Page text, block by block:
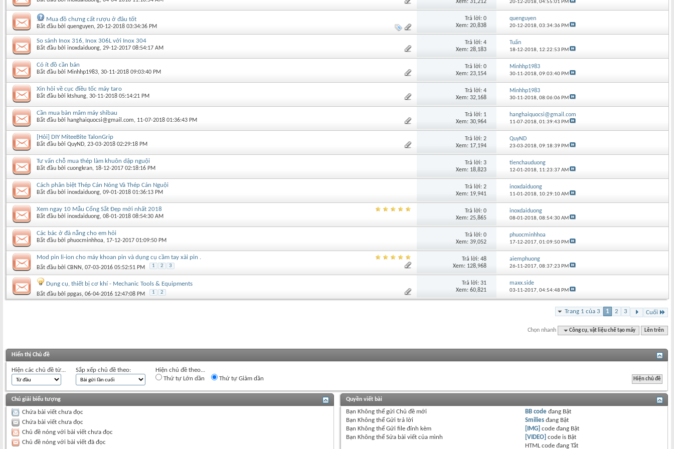
Xem: 31,212 20-12-2018,04:55:01 PM
Mua đồ chưng cất rượu ở đâu tốt
Bắt đầu bởi quenguyen‎, 20-12-2018 03:34:36 PM
Trả lời: 0
Xem: 20,838
quenguyen
20-12-2018,03:34:36 PM
So sánh Inox 316, Inox 306L với Inox 304
Bắt đầu bởi inoxdaiduong‎, 29-12-2017 08:54:17 AM
Trả lời: 4
Xem: 28,183
Tuấn
18-12-2018, 12:22:53 PM
Có ít đồ cần bán
Bắt đầu bởi Minhhp1983‎, 30-11-2018 09:03:40 PM
Trả lời: 0
Xem: 23,154
Minhhp1983
30-11-2018,09:03:40 PM
Xin hỏi về cục điều tốc máy taro
Bắt đầu bởi ktshung‎, 30-11-2018 05:14:21 PM
Trả lời: 4
Xem: 32,168
Minhhp1983
30-11-2018,08:06:06 PM
Cần mua bàn mâm máy shibau
Bắt đầu bởi hanghaiquocsi@gmail.com‎, 11-07-2018 01:36:43 PM
Trả lời: 1
Xem: 30,964
hanghaiquocsi@gmail.com
11-07-2018,01:39:43 PM
[Hỏi] DIY MiteeBite TalonGrip
Bắt đầu bởi QuyND‎, 23-03-2018 02:29:18 PM
Trả lời: 2
Xem: 17,194
QuyND
23-03-2018,09:18:39 PM
Tư vấn chỗ mua thép làm khuôn dập nguội
Bắt đầu bởi cuongkran‎, 18-12-2017 02:18:16 PM
Trả lời: 3
Xem: 18,823
tienchauduong
12-01-2018, 11:23:37 AM
Cách phân biệt Thép Cán Nóng Và Thép Cán Nguội
Bắt đầu bởi inoxdaiduong‎, 09-01-2018 01:36:13 PM
Trả lời: 2
Xem: 19,941
inoxdaiduong
11-01-2018, 10:29:10 AM
Xem ngay 10 Mẫu Cổng Sắt Đẹp mới nhất 2018
Bắt đầu bởi inoxdaiduong‎, 08-01-2018 08:54:30 AM
Trả lời: 0
Xem: 25,865
inoxdaiduong
08-01-2018,08:54:30 AM
Các bác ở đà nẵng cho em hỏi
Bắt đầu bởi phuocminhhoa‎, 17-12-2017 01:09:50 PM
Trả lời: 0
Xem: 39,052
phuocminhhoa
17-12-2017,01:09:50 PM
Mod pin li-ion cho máy khoan pin và dụng cụ cầm tay xài pin .
Bắt đầu bởi CBNN ‎, 07-03-2016 05:52:51 PM 1 2 3
Trả lời: 48
Xem: 128,968
aiemphuong
26-11-2017,08:37:23 PM
Dụng cụ, thiết bị cơ khí - Mechanic Tools & Equipments
Bắt đầu bởi ppgas‎, 06-04-2016 12:47:08 PM 1 2
Trả lời: 31
Xem: 60,821
maxx.side
03-11-2017,04:54:48 PM
Trang 1 của 3 1 2 3 Cuối
Chọn nhanh Công cụ, vật liệu chế tạo máy Lên trên
Hiển thị Chủ đề
Hiện các chủ đề từ... Sắp xếp chủ đề theo:
Hiện chủ đề theo...
Thứ tự Lớn dần
Thứ tự Giảm dần
Chú giải biểu tượng
Chứa bài viết chưa đọc
Chứa bài viết chưa đọc
Chủ đề nóng với bài viết chưa đọc
Chủ đề nóng với bài viết đã đọc
Quyền viết bài
Bạn Không thểgửi Chủ đề mới
Bạn Không thểGửi trả lời
Bạn Không thểGửi file đính kèm
Bạn Không thểSửa bài viết của mình
BB code đang Bật
Smilies đang Bật
[IMG] code đang Bật
[VIDEO] code is Bật
HTML code đangTắt